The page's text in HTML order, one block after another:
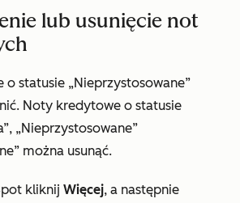
lub usunięcie not
o statusie „Nieprzystosowane”
Noty kredytowe o statusie
, „Nieprzystosowane”
można usunąć.
kliknij Więcej, a następnie